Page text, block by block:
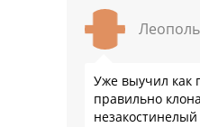
подвеска едет
Уже выучил как
правильно